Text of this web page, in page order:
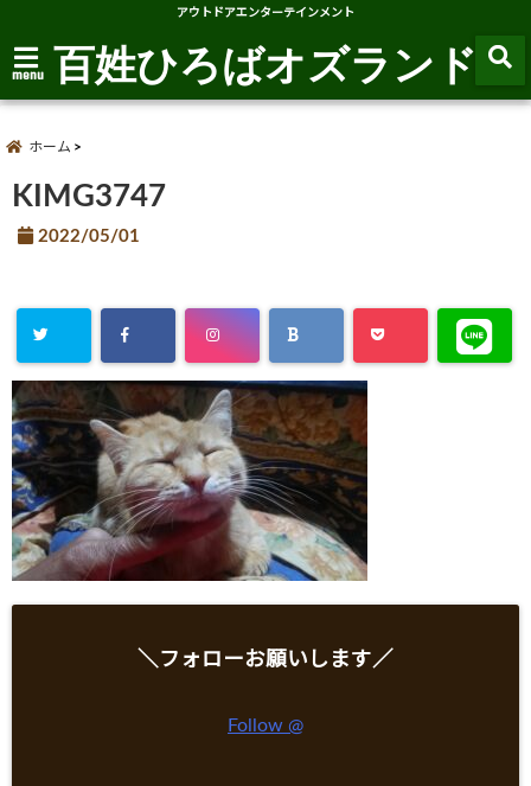
アウトドアエンターテインメント
menu 百姓ひろばオズランド
ホーム
KIMG3747
2022/05/01
＼フォローお願いします／
Follow @